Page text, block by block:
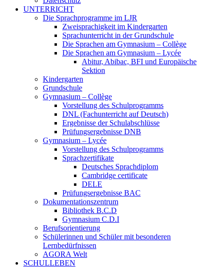
UNTERRICHT
Die Sprachprogramme im LJR
Zweisprachigkeit im Kindergarten
Sprachunterricht in der Grundschule
Die Sprachen am Gymnasium – Collège
Die Sprachen am Gymnasium – Lycée
Abitur, Abibac, BFI und Europäische
Sektion
Kindergarten
Grundschule
Gymnasium – Collège
Vorstellung des Schulprogramms
DNL (Fachunterricht auf Deutsch)
Ergebnisse der Schulabschlüsse
Prüfungsergebnisse DNB
Gymnasium – Lycée
Vorstellung des Schulprogramms
Sprachzertifikate
Deutsches Sprachdiplom
Cambridge certificate
DELE
Prüfungsergebnisse BAC
Dokumentationszentrum
Bibliothek B.C.D
Gymnasium C.D.I
Berufsorientierung
Schülerinnen und Schüler mit besonderen
Lernbedürfnissen
AGORA Welt
SCHULLEBEN